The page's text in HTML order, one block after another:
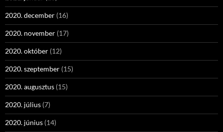
2020. december (16)
2020. november (17)
2020. október (12)
2020. szeptember (15)
2020. augusztus (15)
2020. július (7)
2020. június (14)